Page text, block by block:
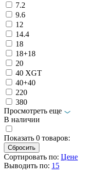
7.2
9.6
12
14.4
18
18+18
20
40 XGT
40+40
220
380
Просмотреть еще
В наличии
Показать 0 товаров:
Сортировать по: Цене
Выводить по: 15